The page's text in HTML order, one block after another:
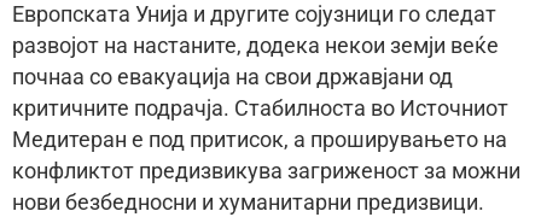
Европската Унија и другите сојузници го следат
развојот на настаните, додека некои земји веќе
почнаа со евакуација на свои државјани од
критичните подрачја. Стабилноста во Источниот
Медитеран е под притисок, а проширувањето на
конфликтот предизвикува загриженост за можни
нови безбедносни и хуманитарни предизвици.